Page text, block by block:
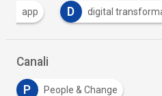
app D digital
Canali
P People & Change